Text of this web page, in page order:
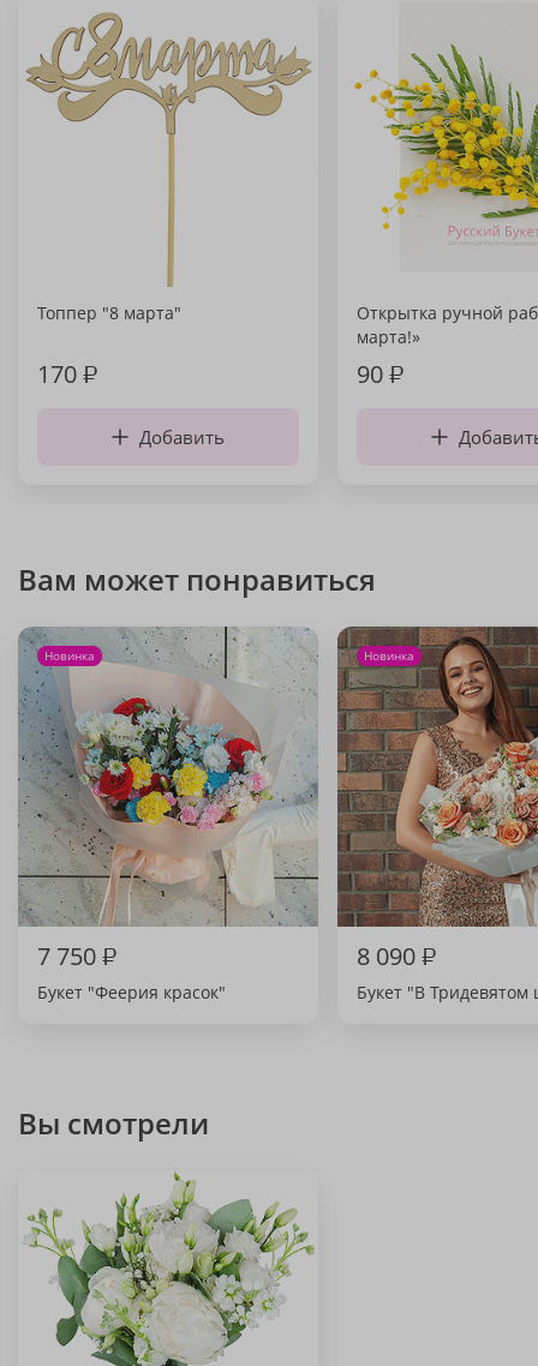
Топпер "8 марта"
170₽
Добавить
Открытка ручной
марта!»
90₽
Вам может понравиться
Новинка
7 750₽
Букет "Феерия красок"
Новинка
8 090₽
Букет "В Тридевятом
Вы смотрели